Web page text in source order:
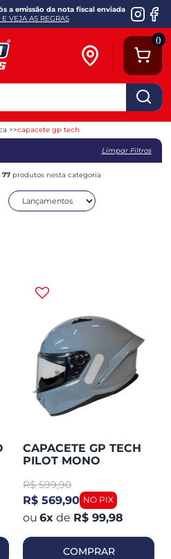
a emissão da nota fiscal enviada
VEJA AS REGRAS
0
capacete gp tech
Limpar Filtros
77 produtos nesta categoria
CAPACETE GP TECH
PILOT MONO
R$ 599,90
R$ 569,90
6x de R$ 99,98
COMPRAR